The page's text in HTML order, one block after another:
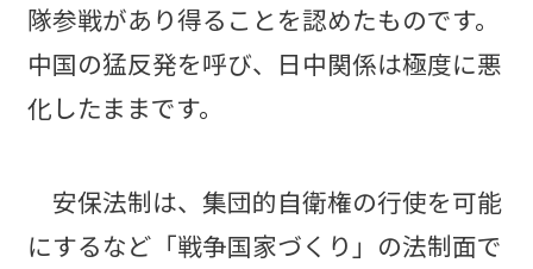
隊参戦があり得ることを認めたものです。
中国の猛反発を呼び、日中関係は極度に悪
化したままです。
安保法制は、集団的自衛権の行使を可能
にするなど「戦争国家づくり」の法制面で